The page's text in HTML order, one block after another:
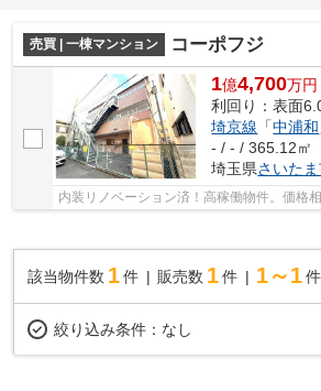
売買 | 一棟マンション コーポフジ
1億4,700万円
利回り：表面
埼京線 「中浦和
- / - / 365.12㎡
埼玉県さいた
内装リノベーション済！高稼働物件。価格相
該当物件数 1件 販売数 1 件 1～1
絞り込み条件： なし